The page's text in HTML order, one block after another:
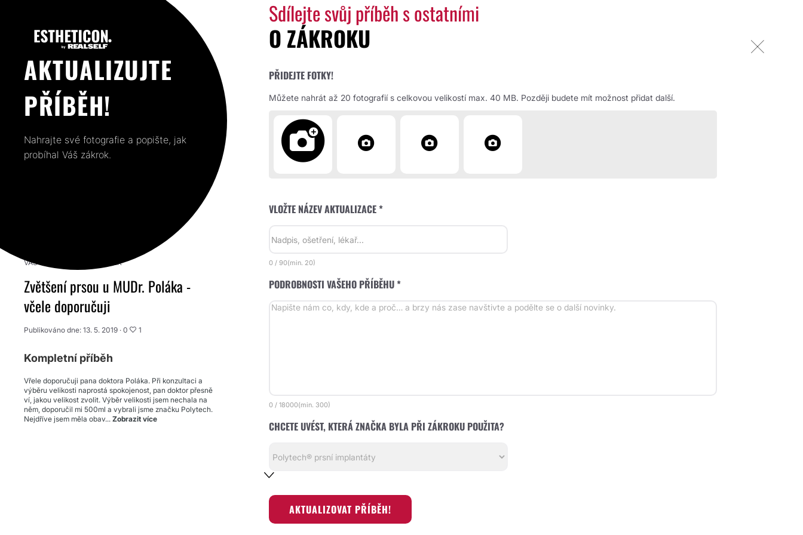
AKTUALIZUJTE
PŘÍBĚH!
Nahrajte své fotografie a popište, jak
probíhal Váš zákrok.
VÁŠ PŘEDCHOZÍ PŘÍSPĚVEK
Zvětšení prsou u MUDr. Poláka -
včele doporučuji
Publikováno dne: 13. 5. 2019 · 0 1
Kompletní příběh
Vřele doporučuji pana doktora Poláka. Při konzultaci a
výběru velikosti naprostá spokojenost, pan doktor přesně
ví, jakou velikost zvolit. Výběr velikosti jsem nechala na
něm, doporučil mi 500ml a vybrali jsme značku Polytech.
Nejdříve jsem měla obav... Zobrazit více
Sdílejte svůj příběh s ostatními
O ZÁKROKU
PŘIDEJTE FOTKY!
Můžete nahrát až 20 fotografií s celkovou velikostí max. 40 MB. Později budete mít možnost přidat další.
VLOŽTE NÁZEV AKTUALIZACE *
0 / 90(min. 20)
PODROBNOSTI VAŠEHO PŘÍBĚHU *
0 / 18000(min. 300)
CHCETE UVÉST, KTERÁ ZNAČKA BYLA PŘI ZÁKROKU POUŽITA?
AKTUALIZOVAT PŘÍBĚH!